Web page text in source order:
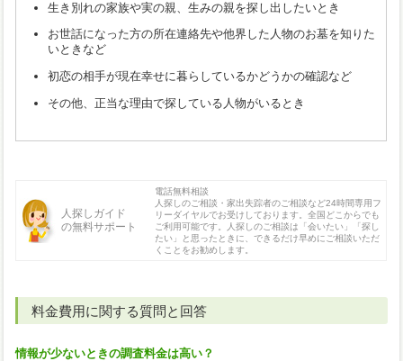
生き別れの家族や実の親、生みの親を探し出したいとき
お世話になった方の所在連絡先や他界した人物のお墓を知りた
いときなど
初恋の相手が現在幸せに暮らしているかどうかの確認など
その他、正当な理由で探している人物がいるとき
人探しガイド
の無料サポート
電話無料相談
人探しのご相談・家出失踪者のご相談など24時間専用フ
リーダイヤルでお受けしております。全国どこからでも
ご利用可能です。人探しのご相談は「会いたい」「探し
たい」と思ったときに、できるだけ早めにご相談いただ
くことをお勧めします。
料金費用に関する質問と回答
情報が少ないときの調査料金は高い？